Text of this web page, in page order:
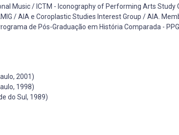
Music / ICTM - Iconography of Performing Arts Study
/ AIA e Coroplastic Studies Interest Group / AIA.
de Pós-Graduação em História Comparada -
2001)
1998)
do Sul, 1989)